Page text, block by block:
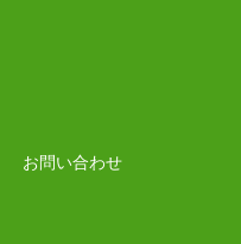
お問い合わせ